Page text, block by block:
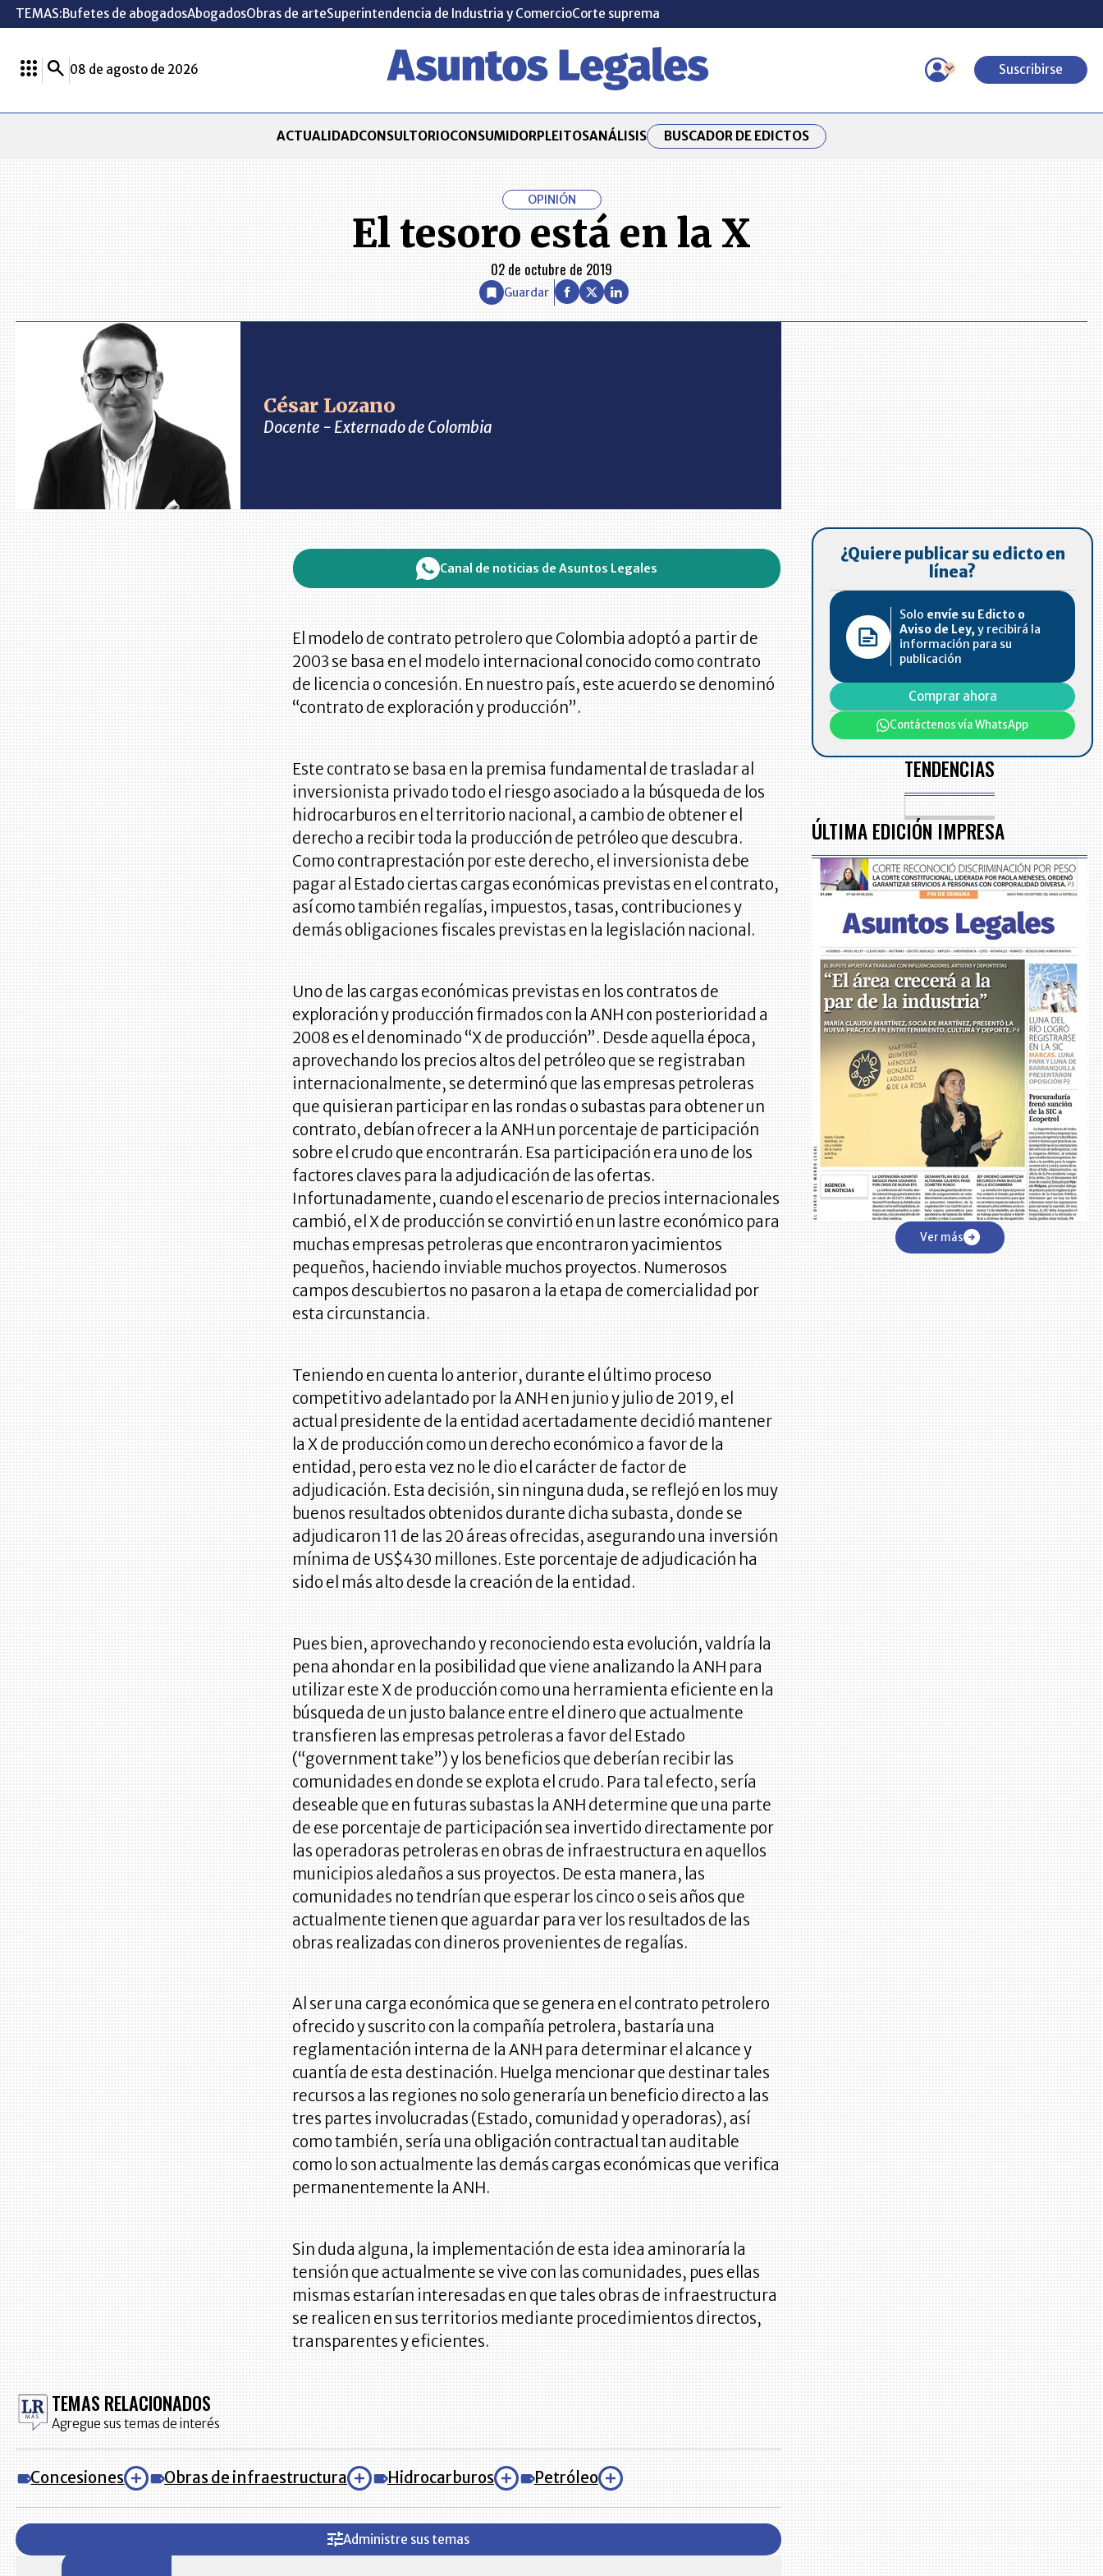
TEMAS:Bufetes de abogadosAbogadosObras de arteSuperintendencia de Industria y ComercioCorte suprema
08 de agosto de 2026 Suscribirse
ACTUALIDADCONSULTORIOCONSUMIDORPLEITOSANÁLISIS BUSCADOR DE EDICTOS
OPINIÓN
El tesoro está en la X
02 de octubre de 2019
Guardar
César Lozano
Docente - Externado de Colombia
Canal de noticias de Asuntos Legales
El modelo de contrato petrolero que Colombia adoptó a partir de
2003 se basa en el modelo internacional conocido como contrato
de licencia o concesión. En nuestro país, este acuerdo se denominó
“contrato de exploración y producción”.
Este contrato se basa en la premisa fundamental de trasladar al
inversionista privado todo el riesgo asociado a la búsqueda de los
hidrocarburos en el territorio nacional, a cambio de obtener el
derecho a recibir toda la producción de petróleo que descubra.
Como contraprestación por este derecho, el inversionista debe
pagar al Estado ciertas cargas económicas previstas en el contrato,
así como también regalías, impuestos, tasas, contribuciones y
demás obligaciones fiscales previstas en la legislación nacional.
Uno de las cargas económicas previstas en los contratos de
exploración y producción firmados con la ANH con posterioridad a
2008 es el denominado “X de producción”. Desde aquella época,
aprovechando los precios altos del petróleo que se registraban
internacionalmente, se determinó que las empresas petroleras
que quisieran participar en las rondas o subastas para obtener un
contrato, debían ofrecer a la ANH un porcentaje de participación
sobre el crudo que encontrarán. Esa participación era uno de los
factores claves para la adjudicación de las ofertas.
Infortunadamente, cuando el escenario de precios internacionales
cambió, el X de producción se convirtió en un lastre económico para
muchas empresas petroleras que encontraron yacimientos
pequeños, haciendo inviable muchos proyectos. Numerosos
campos descubiertos no pasaron a la etapa de comercialidad por
esta circunstancia.
Teniendo en cuenta lo anterior, durante el último proceso
competitivo adelantado por la ANH en junio y julio de 2019, el
actual presidente de la entidad acertadamente decidió mantener
la X de producción como un derecho económico a favor de la
entidad, pero esta vez no le dio el carácter de factor de
adjudicación. Esta decisión, sin ninguna duda, se reflejó en los muy
buenos resultados obtenidos durante dicha subasta, donde se
adjudicaron 11 de las 20 áreas ofrecidas, asegurando una inversión
mínima de US$430 millones. Este porcentaje de adjudicación ha
sido el más alto desde la creación de la entidad.
Pues bien, aprovechando y reconociendo esta evolución, valdría la
pena ahondar en la posibilidad que viene analizando la ANH para
utilizar este X de producción como una herramienta eficiente en la
búsqueda de un justo balance entre el dinero que actualmente
transfieren las empresas petroleras a favor del Estado
(“government take”) y los beneficios que deberían recibir las
comunidades en donde se explota el crudo. Para tal efecto, sería
deseable que en futuras subastas la ANH determine que una parte
de ese porcentaje de participación sea invertido directamente por
las operadoras petroleras en obras de infraestructura en aquellos
municipios aledaños a sus proyectos. De esta manera, las
comunidades no tendrían que esperar los cinco o seis años que
actualmente tienen que aguardar para ver los resultados de las
obras realizadas con dineros provenientes de regalías.
Al ser una carga económica que se genera en el contrato petrolero
ofrecido y suscrito con la compañía petrolera, bastaría una
reglamentación interna de la ANH para determinar el alcance y
cuantía de esta destinación. Huelga mencionar que destinar tales
recursos a las regiones no solo generaría un beneficio directo a las
tres partes involucradas (Estado, comunidad y operadoras), así
como también, sería una obligación contractual tan auditable
como lo son actualmente las demás cargas económicas que verifica
permanentemente la ANH.
Sin duda alguna, la implementación de esta idea aminoraría la
tensión que actualmente se vive con las comunidades, pues ellas
mismas estarían interesadas en que tales obras de infraestructura
se realicen en sus territorios mediante procedimientos directos,
transparentes y eficientes.
TEMAS RELACIONADOS
Agregue sus temas de interés
Concesiones Obras de infraestructura Hidrocarburos Petróleo
Administre sus temas
¿Quiere publicar su edicto en
línea?
Solo envíe su Edicto o
Aviso de Ley, y recibirá la
información para su
publicación
Comprar ahora
Contáctenos vía WhatsApp
TENDENCIAS
ÚLTIMA EDICIÓN IMPRESA
Ver más